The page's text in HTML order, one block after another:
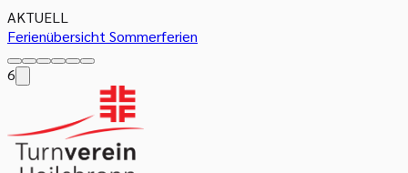
AKTUELL
Ferienübersicht Sommerferien
6